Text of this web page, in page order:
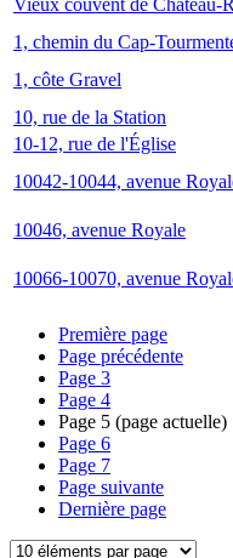
Vieux couvent de Château-
1, chemin du Cap-
1, côte Gravel
10, rue de la Station
10-12, rue de l'Église
10042-10044, avenue
10046, avenue Royale
10066-10070, avenue
Première page
Page précédente
Page 3
Page 4
Page 5 (page actuelle)
Page 6
Page 7
Page suivante
Dernière page